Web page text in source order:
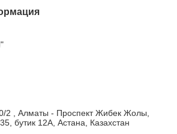
2 , Алматы - Проспект Жибек Жолы,
бутик 12А, Астана, Казахстан